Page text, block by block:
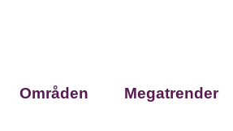
Områden Megatrender